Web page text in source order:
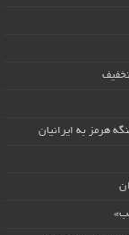
هرمز به ایرانیان